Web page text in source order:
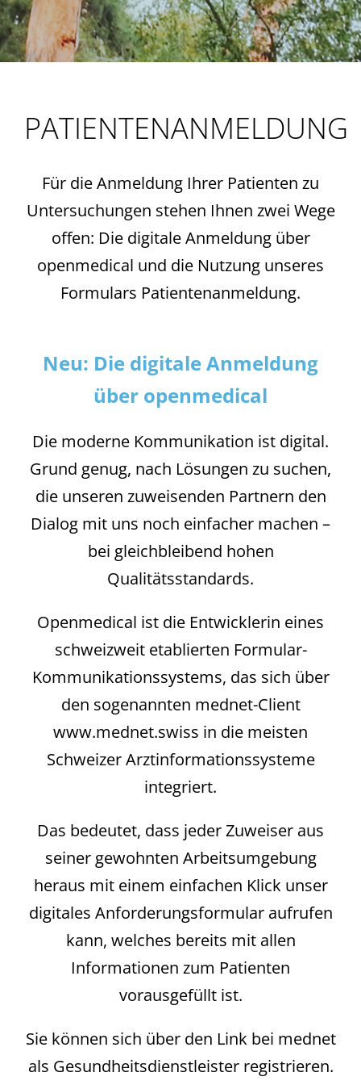
PATIENTENANMELDUNG
Für die Anmeldung Ihrer Patienten zu
Untersuchungen stehen Ihnen zwei Wege
offen: Die digitale Anmeldung über
openmedical und die Nutzung unseres
Formulars Patientenanmeldung.
Neu: Die digitale Anmeldung
über openmedical
Die moderne Kommunikation ist digital.
Grund genug, nach Lösungen zu suchen,
die unseren zuweisenden Partnern den
Dialog mit uns noch einfacher machen –
bei gleichbleibend hohen
Qualitätsstandards.
Openmedical ist die Entwicklerin eines
schweizweit etablierten Formular-
Kommunikationssystems, das sich über
den sogenannten mednet-Client
www.mednet.swiss in die meisten
Schweizer Arztinformationssysteme
integriert.
Das bedeutet, dass jeder Zuweiser aus
seiner gewohnten Arbeitsumgebung
heraus mit einem einfachen Klick unser
digitales Anforderungsformular aufrufen
kann, welches bereits mit allen
Informationen zum Patienten
vorausgefüllt ist.
Sie können sich über den Link bei mednet
als Gesundheitsdienstleister registrieren.